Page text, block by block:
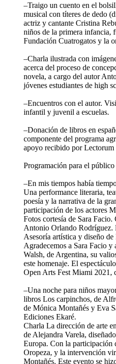
–Traigo un cuento en el
musical con títeres de dedo
actriz y cantante Cristina
niños de la primera infancia,
Fundación Cuatrogatos y la
–Charla ilustrada con
acerca del proceso de
novela, a cargo del autor
jóvenes estudiantes de high
–Encuentros con el autor.
infantil y juvenil a escuelas.
–Donación de libros en
componente del programa
apoyo recibido por Lectorum
Programación para el público
–En mis tiempos había
Una performance literaria,
poesía y la narrativa de la
participación de los actores
Fotos cortesía de Sara
Antonio Orlando Rodríguez.
Asesoría artística y diseño
Agradecemos a Sara Facio
Walsh, de Argentina, su
este homenaje. El
Open Arts Fest Miami 2021,
–Una noche para niños
libros Los carpinchos, de
de Mónica Montañés y Eva
Ediciones Ekaré.
Charla La dirección de arte
de Alejandra Varela,
Europa. Con la participación
Oropeza, y la intervención
Montañés. Este evento se